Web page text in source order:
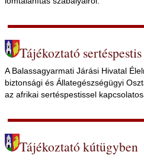
Tájékoztató
A Balassagyarmati Járási Hivatal
biztonsági és Állategészségügyi
az afrikai sertéspestissel
Tájékoztató kútügyben